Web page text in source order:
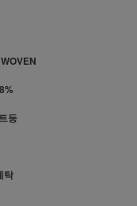
등
탁